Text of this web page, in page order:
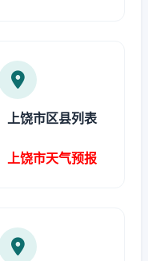
上饶市区县列表
上饶市天气预报